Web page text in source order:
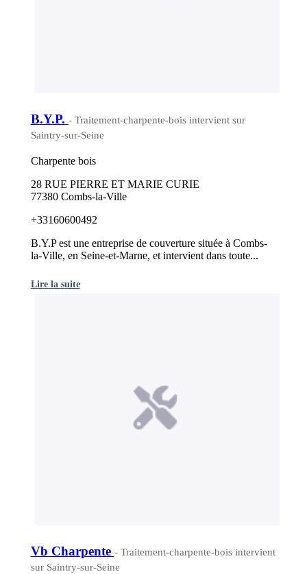
B.Y.P. - Traitement-charpente-bois intervient sur
Saintry-sur-Seine
Charpente bois
28 RUE PIERRE ET MARIE CURIE
77380 Combs-la-Ville
+33160600492
B.Y.P est une entreprise de couverture située à Combs-
la-Ville, en Seine-et-Marne, et intervient dans toute...
Lire la suite
Vb Charpente - Traitement-charpente-bois intervient
sur Saintry-sur-Seine